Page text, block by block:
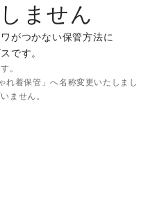
ません
がつかない保管方法に
です。
。
着保管」へ名称変更いたしまし
ません。